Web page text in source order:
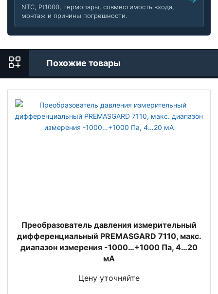
NTC, Pt1000, термопары, совместимость входа,
монтаж и причины погрешности.
Похожие товары
Преобразователь давления измерительный
дифференциальный PREMASGARD 7110, макс.
диапазон измерения -1000…+1000 Па, 4…20
мА
Цену уточняйте